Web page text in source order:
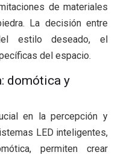
de materiales
La decisión entre
estilo deseado, el
del espacio.
domótica y
en la percepción y
LED inteligentes,
permiten crear